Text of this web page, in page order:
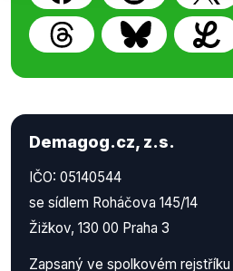
Demagog.cz, z.s.
IČO: 05140544
se sídlem Roháčova 145/14
Žižkov, 130 00 Praha 3
Zapsaný ve spolkovém